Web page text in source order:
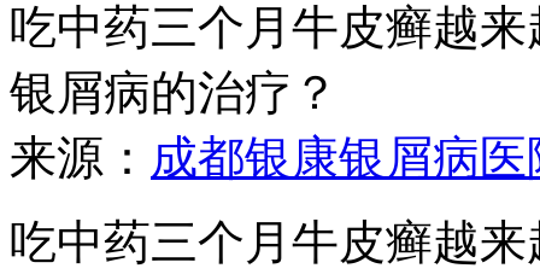
吃中药三个月牛皮癣越
银屑病的治疗？
来源： 成都银康银屑病医
吃中药三个月牛皮癣越